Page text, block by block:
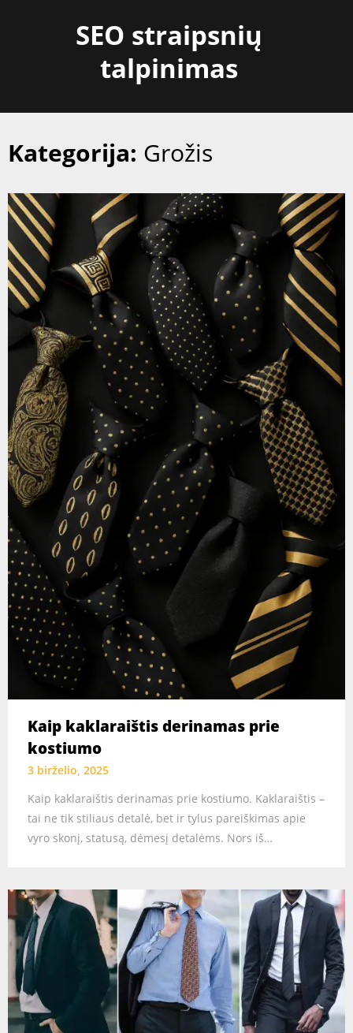
SEO straipsnių
talpinimas
Kategorija: Grožis
Kaip kaklaraištis derinamas prie
kostiumo
3 birželio, 2025
Kaip kaklaraištis derinamas prie kostiumo. Kaklaraištis –
tai ne tik stiliaus detalė, bet ir tylus pareiškimas apie
vyro skonį, statusą, dėmesį detalėms. Nors iš…